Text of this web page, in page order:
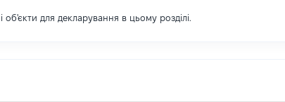
об'єкти для декларування в цьому розділі.